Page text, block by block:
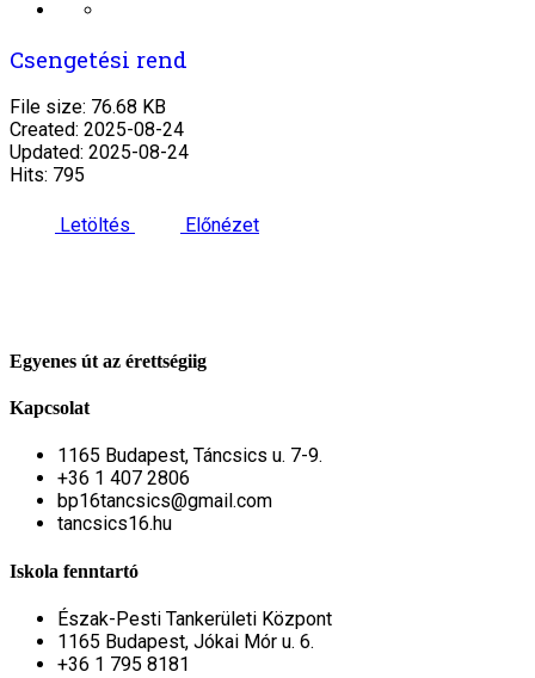
Csengetési rend
File size: 76.68 KB
Created: 2025-08-24
Updated: 2025-08-24
Hits: 795
Letöltés Előnézet
Egyenes út az érettségiig
Kapcsolat
1165 Budapest, Táncsics u. 7-9.
+36 1 407 2806
bp16tancsics@gmail.com
tancsics16.hu
Iskola fenntartó
Észak-Pesti Tankerületi Központ
1165 Budapest, Jókai Mór u. 6.
+36 1 795 8181